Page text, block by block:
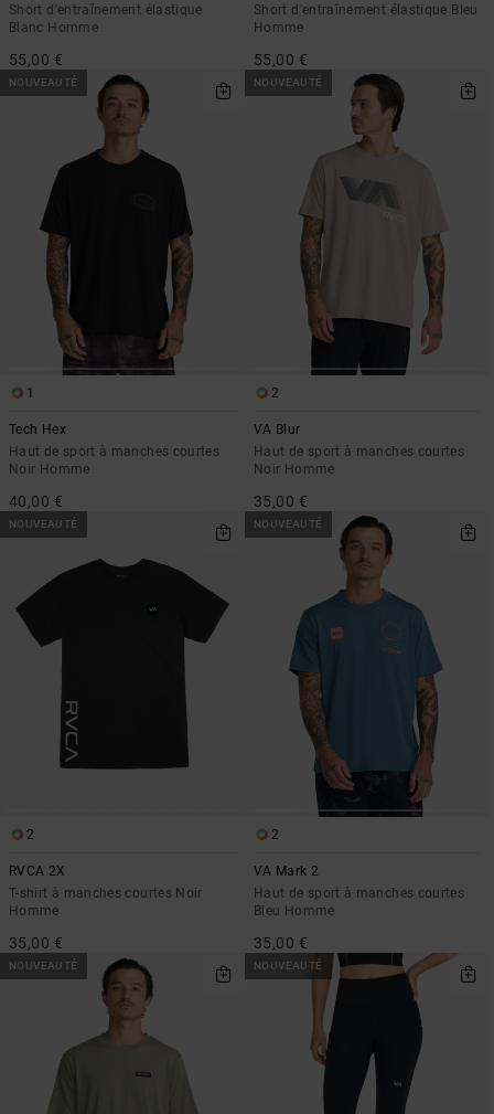
Short d'entraînement élastique
Blanc Homme
55,00 €
Short d'entraînement élastique Bleu
Homme
55,00 €
NOUVEAUTÉ
1
Tech Hex
Haut de sport à manches courtes
Noir Homme
40,00 €
NOUVEAUTÉ
2
VA Blur
Haut de sport à manches courtes
Noir Homme
35,00 €
NOUVEAUTÉ
2
RVCA 2X
T-shirt à manches courtes Noir
Homme
35,00 €
NOUVEAUTÉ
2
VA Mark 2
Haut de sport à manches courtes
Bleu Homme
35,00 €
NOUVEAUTÉ NOUVEAUTÉ